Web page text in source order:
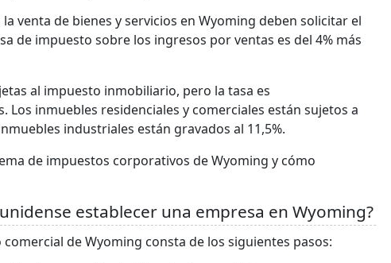
venta de bienes y servicios en Wyoming deben solicitar el
de impuesto sobre los ingresos por ventas es del 4% más
al impuesto inmobiliario, pero la tasa es
inmuebles residenciales y comerciales están sujetos a
industriales están gravados al 11,5%.
de impuestos corporativos de Wyoming y cómo
establecer una empresa en Wyoming?
de Wyoming consta de los siguientes pasos: